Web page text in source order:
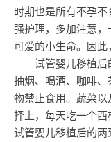
时期也是所有不孕
强护理，多加注意
可爱的小生命。因此
试管婴儿移植后
抽烟、喝酒、咖啡
物禁止食用。蔬菜
择上，每天吃一个
试管婴儿移植后的两